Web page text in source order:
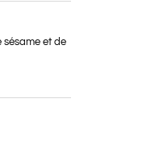
sésame et de